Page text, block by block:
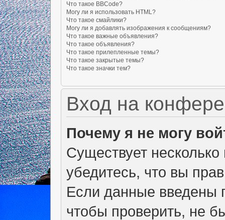
Что такое BBCode?
Могу ли я использовать HTML?
Что такое смайлики?
Могу ли я добавлять изображения к сообщениям?
Что такое важные объявления?
Что такое объявления?
Что такое прилепленные темы?
Что такое закрытые темы?
Что такое значки тем?
Вход на
Почему я не могу
Существует
убедитесь, что вы
Если данные введены
чтобы проверить, не